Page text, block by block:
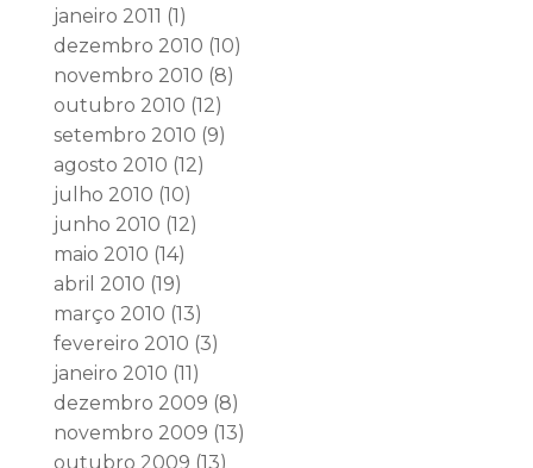
janeiro 2011 (1)
dezembro 2010 (10)
novembro 2010 (8)
outubro 2010 (12)
setembro 2010 (9)
agosto 2010 (12)
julho 2010 (10)
junho 2010 (12)
maio 2010 (14)
abril 2010 (19)
março 2010 (13)
fevereiro 2010 (3)
janeiro 2010 (11)
dezembro 2009 (8)
novembro 2009 (13)
outubro 2009 (13)